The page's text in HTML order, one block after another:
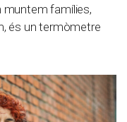
muntem famílies,
és un termòmetre